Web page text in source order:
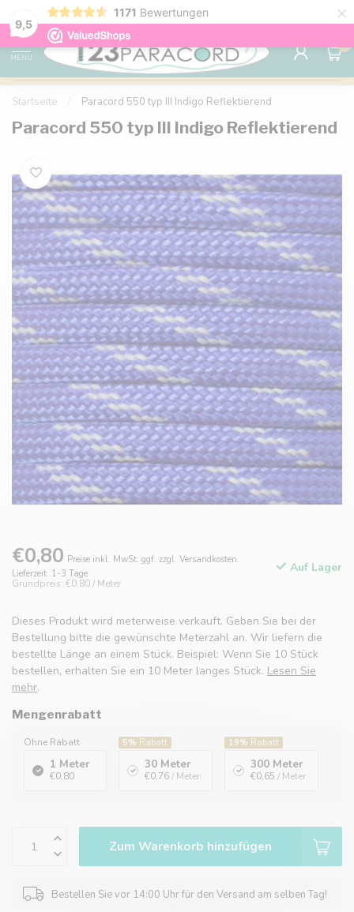
9,5
1171 Bewertungen ×
Kostenlose Lieferung nach Hause ab 150 €
MENU
0
Startseite Paracord 550 typ III Indigo Reflektierend
Paracord 550 typ III Indigo Reflektierend
€0,80 Preise inkl. MwSt. ggf. zzgl. Versandkosten.
Lieferzeit: 1-3 Tage
Grundpreis: €0,80 / Meter
Auf Lager
Dieses Produkt wird meterweise verkauft. Geben Sie bei der
Bestellung bitte die gewünschte Meterzahl an. Wir liefern die
bestellte Länge an einem Stück. Beispiel: Wenn Sie 10 Stück
bestellen, erhalten Sie ein 10 Meter langes Stück. Lesen Sie
mehr.
Mengenrabatt
Ohne Rabatt
1 Meter
€0,80
5% Rabatt
30 Meter
€0,76/ Meter
19% Rabatt
300 Meter
€0,65 / Meter
Zum Warenkorb hinzufügen
Bestellen Sie vor 14:00 Uhr für den Versand am selben Tag!